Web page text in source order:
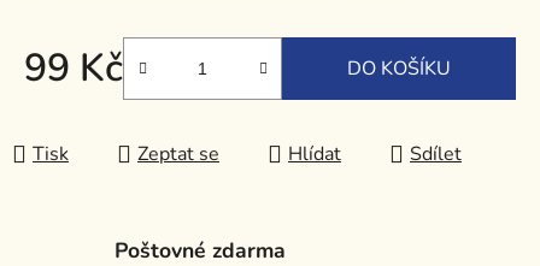
99 Kč
Měrná cena:
DO KOŠÍKU
Tisk Zeptat se Hlídat Sdílet
Poštovné zdarma